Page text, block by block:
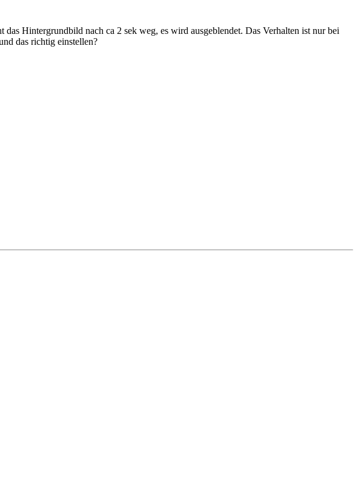
Hintergrundbild nach ca 2 sek weg, es wird ausgeblendet. Das Verhalten ist nur bei
das richtig einstellen?